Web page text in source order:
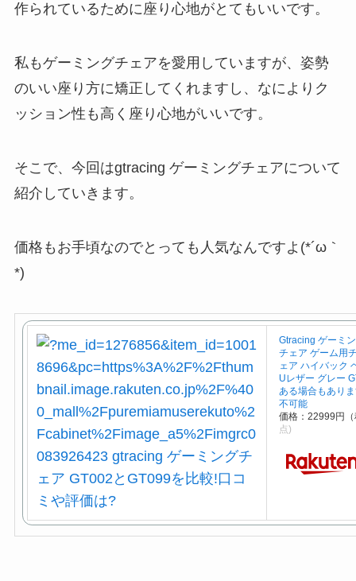
作られているために座り心地がとてもいいです。
私もゲーミングチェアを愛用していますが、姿勢
のいい座り方に矯正してくれますし、なによりク
ッション性も高く座り心地がいいです。
そこで、今回はgtracing ゲーミングチェアについて
紹介していきます。
価格もお手頃なのでとっても人気なんですよ(*´ω｀
*)
Gtracing ゲーミ
チェア ゲーム用
ェア ハイバック
Uレザー グレー
ある場合もあり
不可能
価格：22999円
点)